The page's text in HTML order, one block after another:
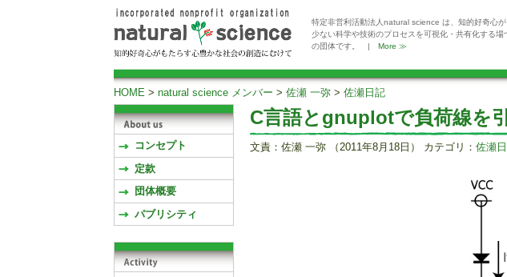
特定非営利活動法人natural science は、知的好奇心
少ない科学や技術のプロセスを可視化・共有化する
の団体です。 | More ≫
HOME > natural science メンバー > 佐瀬 一弥 > 佐瀬日記
C言語とgnuplotで負荷線を
文責：佐瀬 一弥 （2011年8月18日） カテゴリ： 佐瀬
コンセプト
定款
団体概要
パブリシティ